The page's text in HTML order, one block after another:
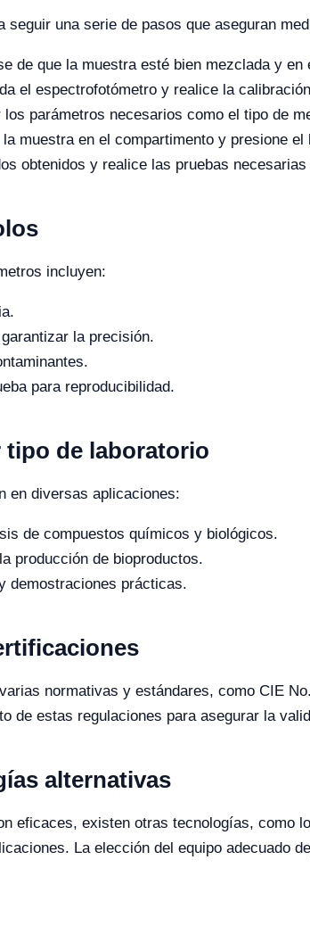
una serie de pasos que aseguran
de que la muestra esté bien mezclada y
el espectrofotómetro y realice la
los parámetros necesarios como el tipo de
la muestra en el compartimento y presione
obtenidos y realice las pruebas
incluyen:
la precisión.
para reproducibilidad.
de laboratorio
en diversas aplicaciones:
de compuestos químicos y biológicos.
producción de bioproductos.
demostraciones prácticas.
normativas y estándares, como CIE
de estas regulaciones para asegurar la
alternativas
eficaces, existen otras tecnologías, como
La elección del equipo adecuado